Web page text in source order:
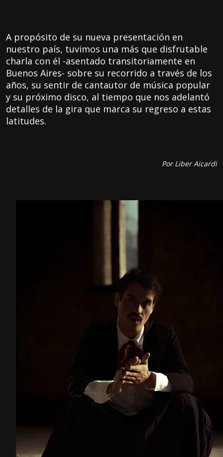
A propósito de su nueva presentación en
nuestro país, tuvimos una más que disfrutable
charla con él -asentado transitoriamente en
Buenos Aires- sobre su recorrido a través de los
años, su sentir de cantautor de música popular
y su próximo disco, al tiempo que nos adelantó
detalles de la gira que marca su regreso a estas
latitudes.
Por Liber Aicardi